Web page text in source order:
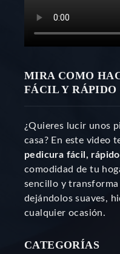
MIRA COMO
FÁCIL Y RÁPIDO
¿Quieres lucir unos
casa? En este video
pedicura fácil,
comodidad de tu
sencillo y
dejándolos suaves,
cualquier ocasión.
CATEGORÍAS